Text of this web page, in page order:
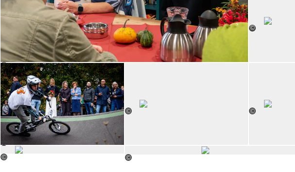
©
©
Open de galerij in vergrote weergave
©
Open de galerij in
© ©
Open de galerij in vergrote weergave
© ©